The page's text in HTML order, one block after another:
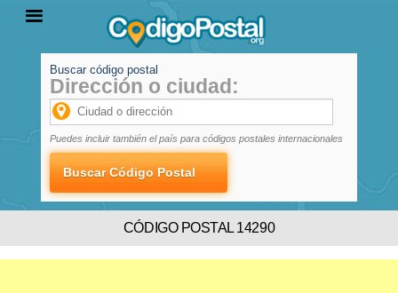
PROVINCIAS
LOCALIDADES
Buscar código postal
Dirección o ciudad:
Puedes incluir también el país para códigos postales internacionales
CÓDIGO POSTAL 14290